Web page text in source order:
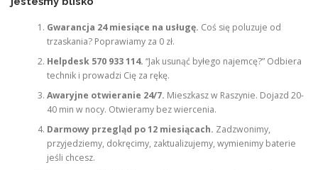
Gwarancja 24 miesiące na usługę. Coś się poluzuje od
trzaskania? Poprawiamy za 0 zł.
Helpdesk 570 933 114. “Jak usunąć byłego najemcę?” Odbiera
technik i prowadzi Cię za rękę.
Awaryjne otwieranie 24/7. Mieszkasz w Raszynie. Dojazd 20-
40 min w nocy. Otwieramy bez wiercenia.
Darmowy przegląd po 12 miesiącach. Zadzwonimy,
przyjedziemy, dokręcimy, zaktualizujemy, wymienimy baterie
jeśli chcesz.